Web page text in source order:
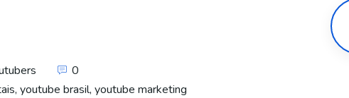
0
, youtube brasil, youtube marketing